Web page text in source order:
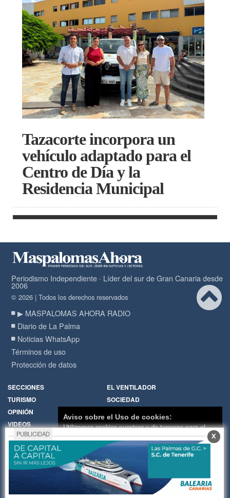
Tazacorte incorpora un
vehículo adaptado para el
Centro de Día y la
Residencia Municipal
Periodismo Independiente · Líder del sur de Gran Canaria desde
2006
© 2026 | Todos los derechos reservados
▶ MASPALOMAS AHORA RADIO
Diario de La Palma
Noticias WhatsApp
Términos de uso
Protección de datos
SECCIONES
EL VENTILADOR
TURISMO
SOCIEDAD
OPINIÓN
VIDEOS
RADIO
Política de Cookies
Hemeroteca
Encuestas
Cartas de los lectores
Fotos de los lectores
Galerías de imágenes
Temas de actualidad
Principios Editoriales
Nosotros
Publicidad
PUBLICIDAD X
Aviso sobre el Uso de cookies:
Utilizamos cookies nuestras y de terceros para el
funcionamiento del digital. Puedes consultar la lista
de cookies y como desconectarlas.Ver nuestra
Política de Privacidad y Cookies
Aceptar Cookies
Personalizar